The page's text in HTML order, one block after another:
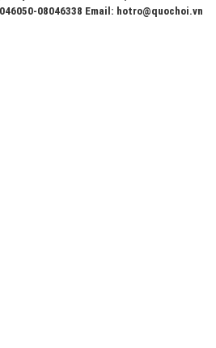
08046338 Email: hotro@quochoi.vn